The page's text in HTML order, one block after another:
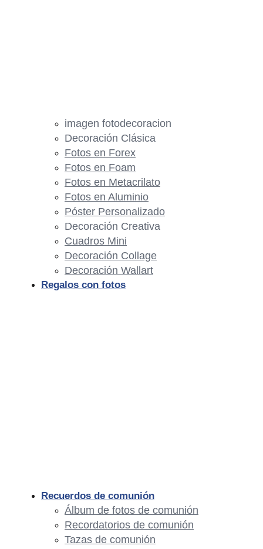
imagen fotodecoracion
Decoración Clásica
Fotos en Forex
Fotos en Foam
Fotos en Metacrilato
Fotos en Aluminio
Póster Personalizado
Decoración Creativa
Cuadros Mini
Decoración Collage
Decoración Wallart
Regalos con fotos
Recuerdos de comunión
Álbum de fotos de comunión
Recordatorios de comunión
Tazas de comunión